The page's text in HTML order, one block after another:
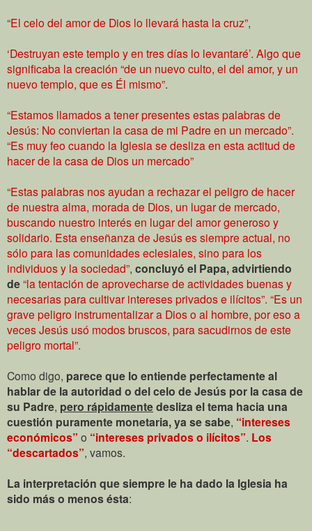
“El celo del amor de Dios lo llevará hasta la cruz”,
‘Destruyan este templo y en tres días lo levantaré’. Algo que
significaba la creación “de un nuevo culto, el del amor, y un
nuevo templo, que es Él mismo”.
“Estamos llamados a tener presentes estas palabras de
Jesús: No conviertan la casa de mi Padre en un mercado”.
“Es muy feo cuando la Iglesia se desliza en esta actitud de
hacer de la casa de Dios un mercado”
“Estas palabras nos ayudan a rechazar el peligro de hacer
de nuestra alma, morada de Dios, un lugar de mercado,
buscando nuestro interés en lugar del amor generoso y
solidario. Esta enseñanza de Jesús es siempre actual, no
sólo para las comunidades eclesiales, sino para los
individuos y la sociedad”, concluyó el Papa,advirtiendo
de“la tentación de aprovecharse de actividades buenas y
necesarias para cultivar intereses privados e ilícitos”. “Es un
grave peligro instrumentalizar a Dios o al hombre, por eso a
veces Jesús usó modos bruscos, para sacudirnos de este
peligro mortal”.
Como digo, parece que lo entiende perfectamente al
hablar de la autoridad o del celo de Jesús por la casa de
su Padre, pero rápidamentedesliza el tema hacia una
cuestión puramente monetaria, ya se sabe, “intereses
económicos” o “intereses privados o ilícitos”. Los
“descartados”, vamos.
La interpretación que siempre le ha dado la Iglesia ha
sido más o menos ésta: